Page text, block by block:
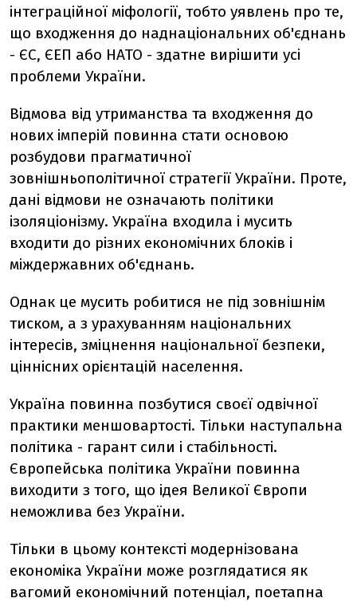
інтеграційної міфології, тобто уявлень про те,
що входження до наднаціональних об'єднань
- ЄС, ЄЕП або НАТО - здатне вирішити усі
проблеми України.
Відмова від утриманства та входження до
нових імперій повинна стати основою
розбудови прагматичної
зовнішньополітичної стратегії України. Проте,
дані відмови не означають політики
ізоляціонізму. Україна входила і мусить
входити до різних економічних блоків і
міждержавних об'єднань.
Однак це мусить робитися не під зовнішнім
тиском, а з урахуванням національних
інтересів, зміцнення національної безпеки,
ціннісних орієнтацій населення.
Україна повинна позбутися своєї одвічної
практики меншовартості. Тільки наступальна
політика - гарант сили і стабільності.
Європейська політика України повинна
виходити з того, що ідея Великої Європи
неможлива без України.
Тільки в цьому контексті модернізована
економіка України може розглядатися як
вагомий економічний потенціал, поетапна